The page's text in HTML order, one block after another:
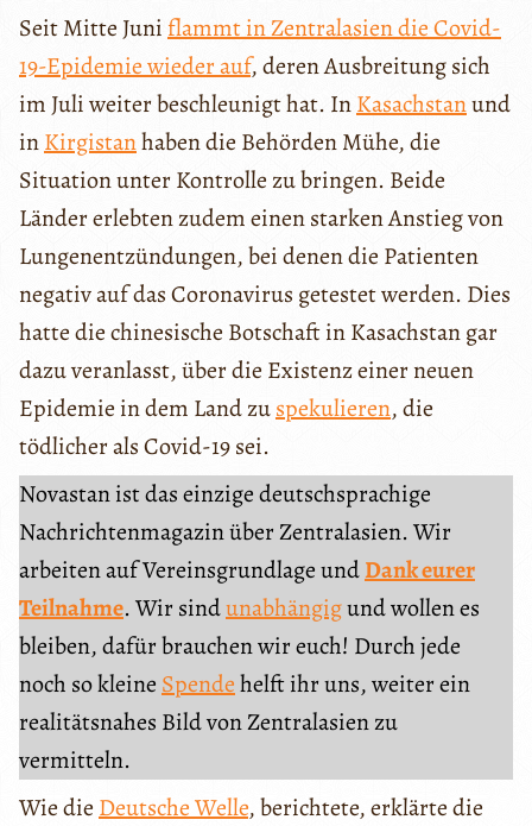
Seit Mitte Juniflammt in Zentralasien die Covid-
19-Epidemie wieder auf, deren Ausbreitung sich
im Juli weiter beschleunigt hat. InKasachstanund
inKirgistanhaben die Behörden Mühe, die
Situation unter Kontrolle zu bringen. Beide
Länder erlebten zudem einen starken Anstieg von
Lungenentzündungen, bei denen die Patienten
negativ auf das Coronavirus getestet werden. Dies
hatte die chinesische Botschaft in Kasachstan gar
dazu veranlasst, über die Existenz einer neuen
Epidemie in dem Land zuspekulieren, die
tödlicher als Covid-19 sei.
Novastan ist das einzige deutschsprachige
Nachrichtenmagazin über Zentralasien. Wir
arbeiten auf Vereinsgrundlage undDank eurer
Teilnahme. Wir sindunabhängigund wollen es
bleiben, dafür brauchen wir euch! Durch jede
noch so kleine Spendehelft ihr uns, weiter ein
realitätsnahes Bild von Zentralasien zu
vermitteln.
Wie die Deutsche Welle, berichtete, erklärte die